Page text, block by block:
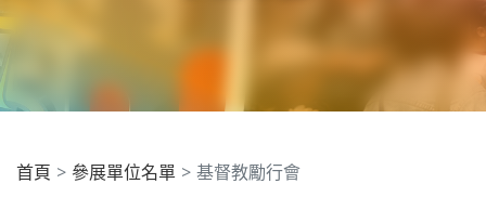
首頁 參展單位名單 基督教勵行會